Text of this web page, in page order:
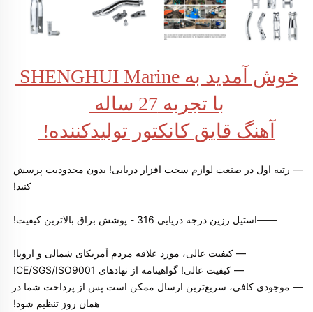
با تجربه 27 ساله
آهنگ قایق کانکتور تولیدکننده!
کنید!
——استیل رزین درجه دریایی 316 - پوشش براق بالاترین کیفیت!
— کیفیت عالی، مورد علاقه مردم آمریکای شمالی و اروپا!
— کیفیت عالی! گواهینامه از نهادهای CE/SGS/ISO9001!
همان روز تنظیم شود!